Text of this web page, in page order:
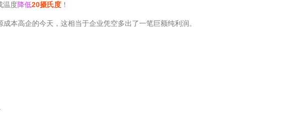
温度降低20摄氏度 ！
本高企的今天，这相当于企业凭空多出了一笔巨额纯利润。